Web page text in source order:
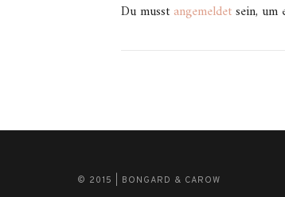
Du musst angemeldetsein, um
© 2015 | BONGARD & CAROW